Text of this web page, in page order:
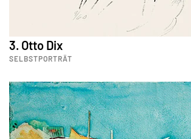
3. Otto Dix
SELBSTPORTRÄT